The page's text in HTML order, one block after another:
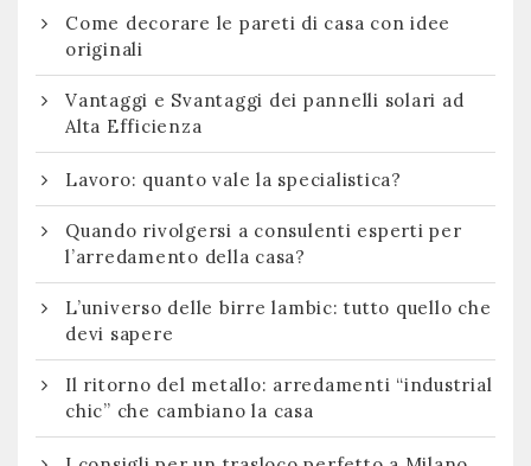
Come decorare le pareti di casa con idee
originali
Vantaggi e Svantaggi dei pannelli solari ad
Alta Efficienza
Lavoro: quanto vale la specialistica?
Quando rivolgersi a consulenti esperti per
l’arredamento della casa?
L’universo delle birre lambic: tutto quello che
devi sapere
Il ritorno del metallo: arredamenti “industrial
chic” che cambiano la casa